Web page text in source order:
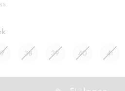
38 39 40 41